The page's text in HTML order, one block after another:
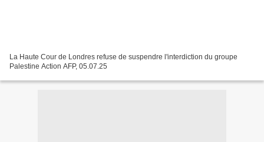
La Haute Cour de Londres refuse de suspendre l'interdiction du groupe
Palestine Action AFP, 05.07.25